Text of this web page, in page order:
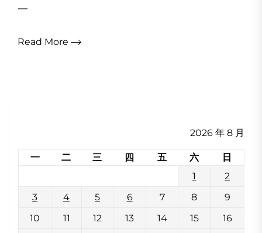
一
Read More
2026 年 8 月
一 二 三 四 五 六
日
1
2
3
4 5 6 7 8
9
10
11 12 13 14 15
16